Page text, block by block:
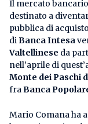
Il mercato
destinato a
pubblica di
diBanca Intesa
Valtellinese da
nell’aprile di
Monte dei Paschi
fraBanca
Mario Comana ha